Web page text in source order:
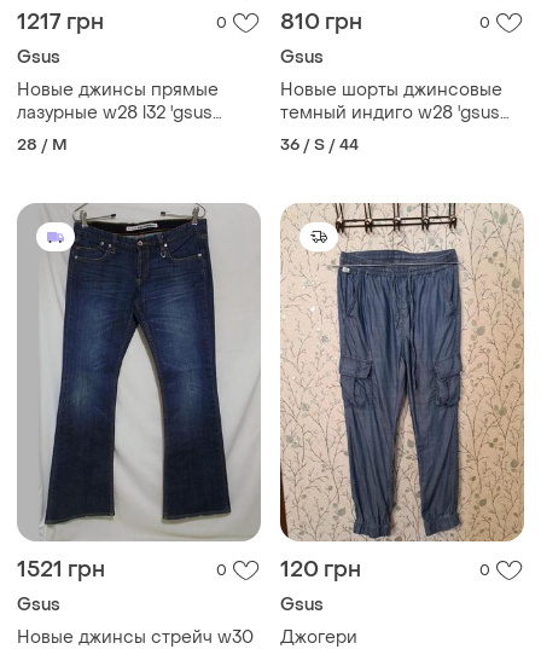
1217 грн 0
Gsus
Новые джинсы прямые
лазурные w28 l32 'gsus
sindustries'
28 / M
810 грн 0
Gsus
Новые шорты джинсовые
темный индиго w28 'gsus
sindustries'
36 / S / 44
1521 грн 0
Gsus
Новые джинсы стрейч w30
120 грн 0
Gsus
Джогери